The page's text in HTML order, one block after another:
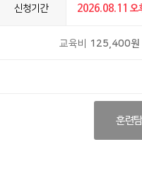
신청기간 2026.08.11 오
교육비 125,400원
훈련